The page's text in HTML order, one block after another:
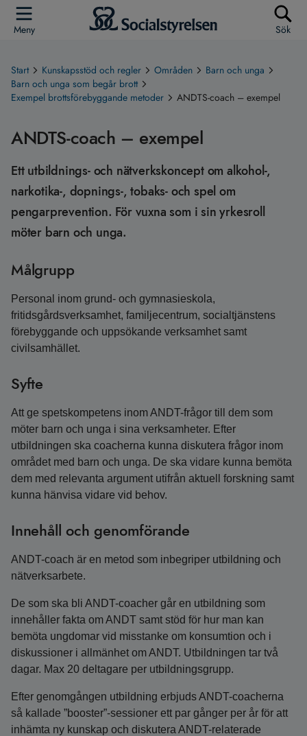
Meny Sök
Start Kunskapsstöd och regler Områden
Barn och unga
Barn och unga som begår brott
Exempel brottsförebyggande metoder
ANDTS-coach – exempel
ANDTS-coach – exempel
Ett utbildnings- och nätverkskoncept om alkohol-,
narkotika-, dopnings-, tobaks- och spel om
pengarprevention. För vuxna som i sin yrkesroll
möter barn och unga.
Målgrupp
Personal inom grund- och gymnasieskola,
fritidsgårdsverksamhet, familjecentrum, socialtjänstens
förebyggande och uppsökande verksamhet samt
civilsamhället.
Syfte
Att ge spetskompetens inom ANDT-frågor till dem som
möter barn och unga i sina verksamheter. Efter
utbildningen ska coacherna kunna diskutera frågor inom
området med barn och unga. De ska vidare kunna bemöta
dem med relevanta argument utifrån aktuell forskning samt
kunna hänvisa vidare vid behov.
Innehåll och genomförande
ANDT-coach är en metod som inbegriper utbildning och
nätverksarbete.
De som ska bli ANDT-coacher går en utbildning som
innehåller fakta om ANDT samt stöd för hur man kan
bemöta ungdomar vid misstanke om konsumtion och i
diskussioner i allmänhet om ANDT. Utbildningen tar två
dagar. Max 20 deltagare per utbildningsgrupp.
Efter genomgången utbildning erbjuds ANDT-coacherna
så kallade ”booster”-sessioner ett par gånger per år för att
inhämta ny kunskap och diskutera ANDT-relaterade